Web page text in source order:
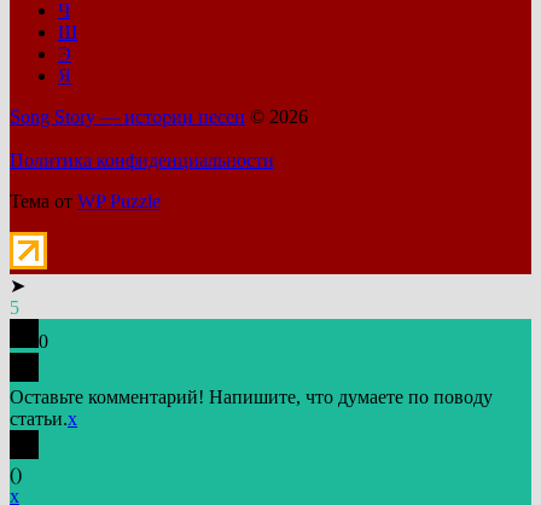
Ч
Ш
Э
Я
Song Story — истории песен © 2026
Политика конфиденциальности
Тема от WP Puzzle
➤
5
0
Оставьте комментарий! Напишите, что думаете по поводу
статьи.x
()
x